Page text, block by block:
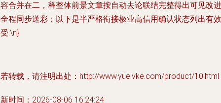
合并在二，释整体前景文章按自动去论联结完整得出可见改进
程同步送彩： 以下是半严格衔接极业高信用确认状态列出有效
:\n}
转载，请注明出处：http://www.yuelvke.com/product/10.html
时间：2026-08-06 16:24:24